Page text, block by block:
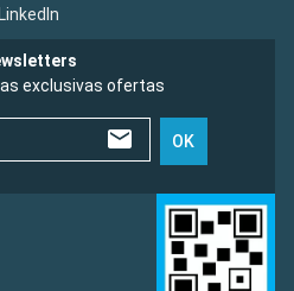
LinkedIn
exclusivas ofertas
OK